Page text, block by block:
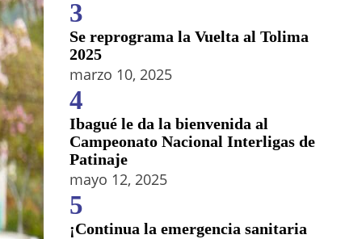
3
Se reprograma la Vuelta al Tolima
2025
marzo 10, 2025
4
Ibagué le da la bienvenida al
Campeonato Nacional Interligas de
Patinaje
mayo 12, 2025
5
¡Continua la emergencia sanitaria